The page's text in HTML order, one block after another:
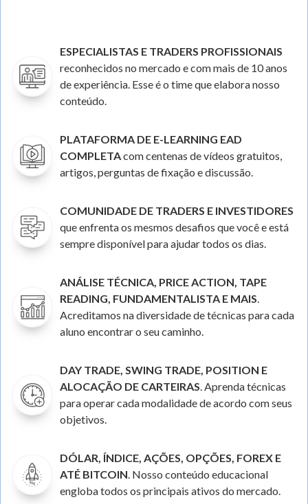
ESPECIALISTAS E TRADERS PROFISSIONAIS
reconhecidos no mercado e com mais de 10 anos
de experiência. Esse é o time que elabora nosso
conteúdo.
PLATAFORMA DE E-LEARNING EAD
COMPLETAcom centenas de vídeos gratuitos,
artigos, perguntas de fixação e discussão.
COMUNIDADE DE TRADERS E INVESTIDORES
que enfrenta os mesmos desafios que você e está
sempre disponível para ajudar todos os dias.
ANÁLISE TÉCNICA, PRICE ACTION, TAPE
READING, FUNDAMENTALISTA E MAIS.
Acreditamos na diversidade de técnicas para cada
aluno encontrar o seu caminho.
DAY TRADE, SWING TRADE, POSITION E
ALOCAÇÃO DE CARTEIRAS. Aprenda técnicas
para operar cada modalidade de acordo com seus
objetivos.
DÓLAR, ÍNDICE, AÇÕES, OPÇÕES, FOREX E
ATÉ BITCOIN. Nosso conteúdo educacional
engloba todos os principais ativos do mercado.